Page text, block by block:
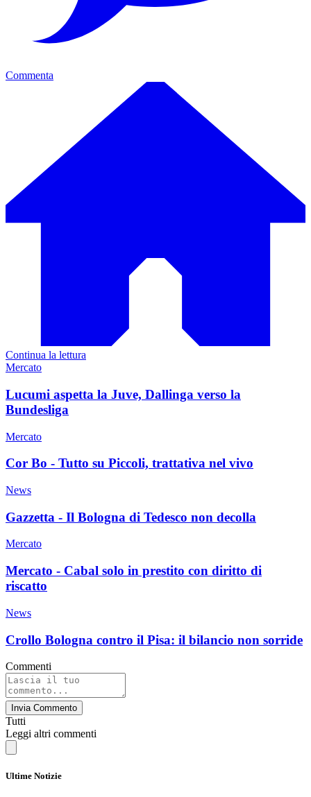
Commenta
Continua la lettura
Mercato
Lucumi aspetta la Juve, Dallinga verso la
Bundesliga
Mercato
Cor Bo - Tutto su Piccoli, trattativa nel vivo
News
Gazzetta - Il Bologna di Tedesco non decolla
Mercato
Mercato - Cabal solo in prestito con diritto di
riscatto
News
Crollo Bologna contro il Pisa: il bilancio non sorride
Commenti
Invia Commento
Tutti
Leggi altri commenti
Ultime Notizie